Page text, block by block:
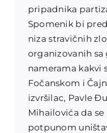
pripadnika
Spomenik bi
nizastravičnih
organizovanih
namerama kakvi
Fočanskom i
izvršilac, Pavle
Mihailovića da
potpunom